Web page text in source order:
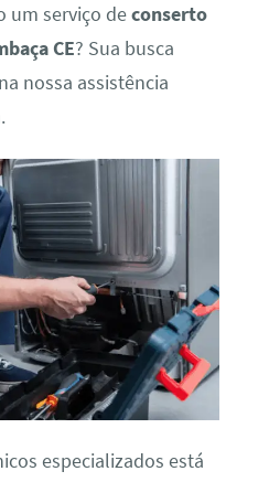
um serviço deconserto
CE? Sua busca
nossa assistência
especializados está